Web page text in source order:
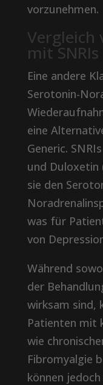
vorzunehmen.
Vergleich
mit SNRIs
Eine andere
Serotonin-
eine
Generic.
und Duloxetin
sie den
was für
von
Während
der
wirksam sind,
Patienten mit
wie
Fibromyalgie
können